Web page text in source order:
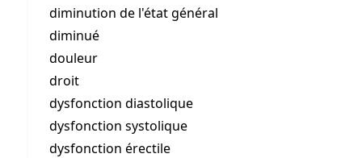
diminution de l'état général
diminué
douleur
droit
dysfonction diastolique
dysfonction systolique
dysfonction érectile